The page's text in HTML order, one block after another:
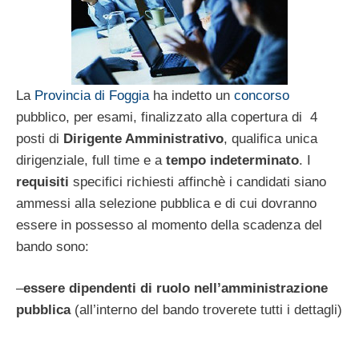
La Provincia di Foggiaha indetto un concorso
pubblico, per esami, finalizzato alla copertura di 4
posti di Dirigente Amministrativo, qualifica unica
dirigenziale, full time e a tempo indeterminato. I
requisiti specifici richiesti affinchè i candidati siano
ammessi alla selezione pubblica e di cui dovranno
essere in possesso al momento della scadenza del
bando sono:
–essere dipendenti di ruolo nell’amministrazione
pubblica (all’interno del bando troverete tutti i dettagli)